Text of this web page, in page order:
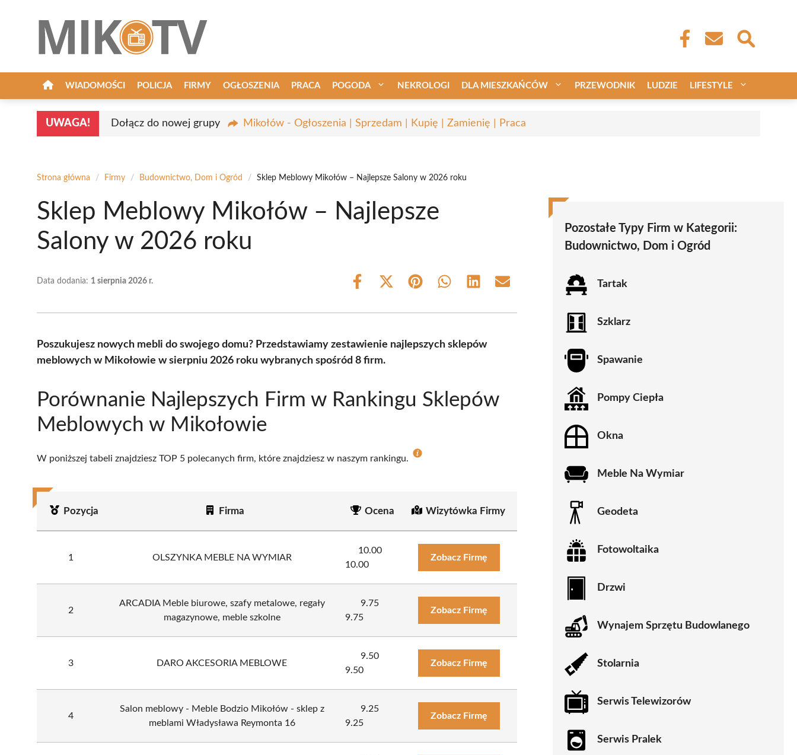
WIADOMOŚCI POLICJA FIRMY OGŁOSZENIA PRACA POGODA NEKROLOGI DLA MIESZKAŃCÓW PRZEWODNIK LUDZIE LIFESTYLE
UWAGA! Dołącz do nowej grupy Mikołów - Ogłoszenia | Sprzedam | Kupię | Zamienię | Praca
Strona główna / Firmy / Budownictwo, Dom i Ogród / Sklep Meblowy Mikołów – Najlepsze Salony w 2026 roku
Sklep Meblowy Mikołów – Najlepsze
Salony w 2026 roku
Data dodania: 1 sierpnia 2026 r.
Share
Share
(Twitter)
Share Share Share Share
Poszukujesz nowych mebli do swojego domu? Przedstawiamy zestawienie najlepszych sklepów
meblowych w Mikołowie w sierpniu 2026 roku wybranych spośród 8 firm.
Porównanie Najlepszych Firm w Rankingu Sklepów
Meblowych w Mikołowie
W poniższej tabeli znajdziesz TOP 5 polecanych firm, które znajdziesz w naszym rankingu.
Pozycja Firma Ocena Wizytówka Firmy
1 OLSZYNKA MEBLE NA WYMIAR
10.00
10.00
Zobacz Firmę
2
ARCADIA Meble biurowe, szafy metalowe, regały
magazynowe, meble szkolne
9.75
9.75
Zobacz Firmę
3 DARO AKCESORIA MEBLOWE
9.50
9.50
Zobacz Firmę
4
Salon meblowy - Meble Bodzio Mikołów - sklep z
meblami Władysława Reymonta 16
9.25
9.25
Zobacz Firmę
Pozostałe Typy Firm w Kategorii:
Budownictwo, Dom i Ogród
Tartak
Szklarz
Spawanie
Pompy Ciepła
Okna
Meble Na Wymiar
Geodeta
Fotowoltaika
Drzwi
Wynajem Sprzętu Budowlanego
Stolarnia
Serwis Telewizorów
Serwis Pralek